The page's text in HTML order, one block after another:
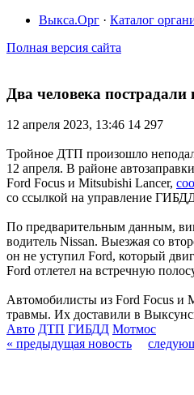
Выкса.Орг · Каталог
Полная версия сайта
Два человека
12 апреля 2023, 13:46 14 297
Тройное ДТП произошло
12 апреля. В районе
Ford Focus и Mitsubishi Lancer,
со ссылкой на управление
По предварительным данным,
водитель Nissan. Выезжая со
он не уступил Ford, который
Ford отлетел на встречную
Автомобилисты из Ford Focus и
травмы. Их доставили в
Авто ДТП ГИБДД Мотмос
« предыдущая новость